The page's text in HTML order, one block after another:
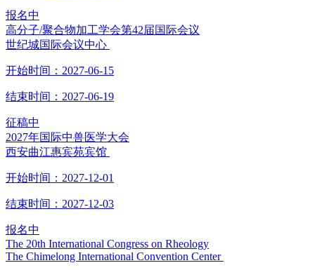
报名中
高分子/聚合物加工学会第42届国际会议
世纪城国际会议中心
开始时间： 2027-06-15
结束时间： 2027-06-19
征稿中
2027年国际中兽医学大会
西安曲江惠宾苑宾馆
开始时间： 2027-12-01
结束时间： 2027-12-03
报名中
The 20th International Congress on Rheology
The Chimelong International Convention Center